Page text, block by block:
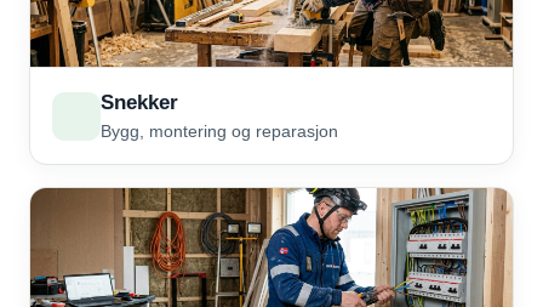
Snekker
Bygg, montering og reparasjon